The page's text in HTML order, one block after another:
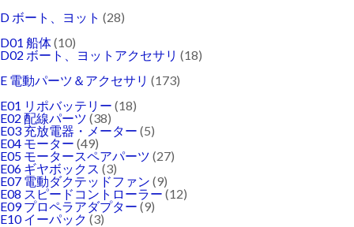
D ボート、ヨット (28)
D01 船体 (10)
D02 ボート、ヨットアクセサリ (18)
E 電動パーツ＆アクセサリ (173)
E01 リポバッテリー (18)
E02 配線パーツ (38)
E03 充放電器・メーター (5)
E04 モーター (49)
E05 モータースペアパーツ (27)
E06 ギヤボックス (3)
E07 電動ダクテッドファン (9)
E08 スピードコントローラー (12)
E09 プロペラアダプター (9)
E10 イーパック (3)